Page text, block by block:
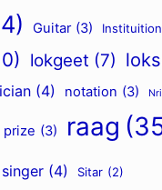
Guitar (3) Instituition
lokgeet (7)
(4) notation (3)
prize (3) raag
singer (4) Sitar (2)